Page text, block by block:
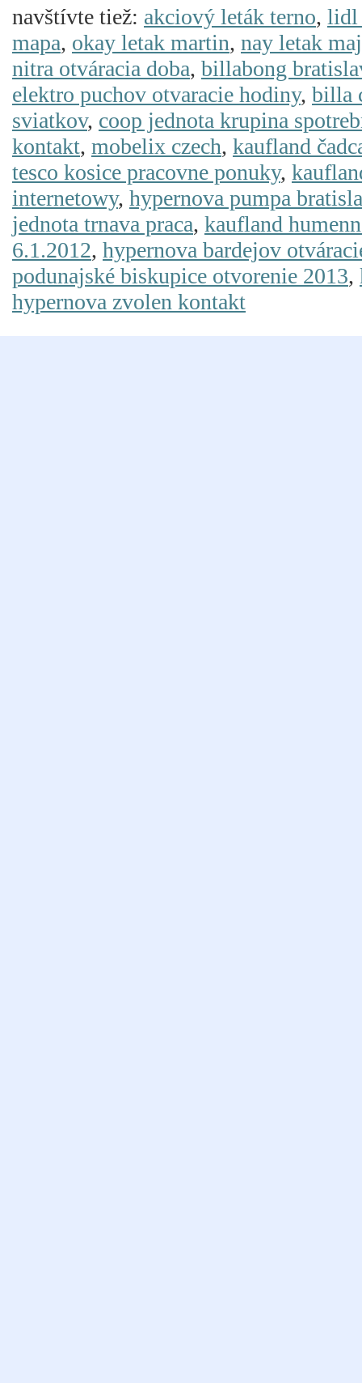
navštívte tiež: akciový leták terno, lidl
mapa, okay letak martin, nay letak maj
nitra otváracia doba, billabong
elektro puchov otvaracie hodiny, billa
sviatkov, coop jednota krupina
kontakt, mobelix czech, kaufland
tesco kosice pracovne ponuky,
internetowy, hypernova pumpa
jednota trnava praca, kaufland
6.1.2012, hypernova bardejov
podunajské biskupice otvorenie 2013,
hypernova zvolen kontakt